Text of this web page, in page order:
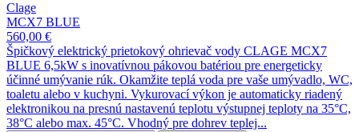
Clage
MCX7 BLUE
560,00 €
Špičkový elektrický prietokový ohrievač vody CLAGE MCX7
BLUE 6,5kW s inovatívnou pákovou batériou pre energeticky
účinné umývanie rúk. Okamžite teplá voda pre vaše umývadlo, WC,
toaletu alebo v kuchyni. Vykurovací výkon je automaticky riadený
elektronikou na presnú nastavenú teplotu výstupnej teploty na 35°C,
38°C alebo max. 45°C. Vhodný pre dohrev teplej...